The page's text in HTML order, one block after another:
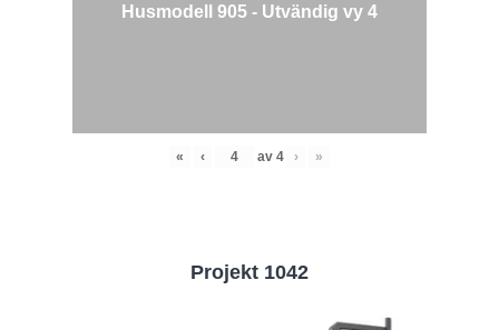
Husmodell 905 - Utvändig vy 4
« ‹ av 4 › »
Projekt 1042